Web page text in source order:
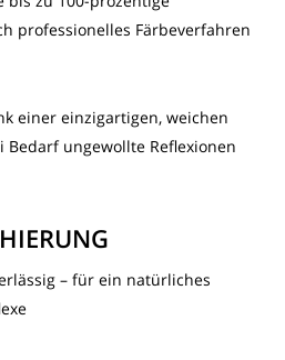
professionelles Färbeverfahren
einer einzigartigen, weichen
ungewollte Reflexionen
– für ein natürliches